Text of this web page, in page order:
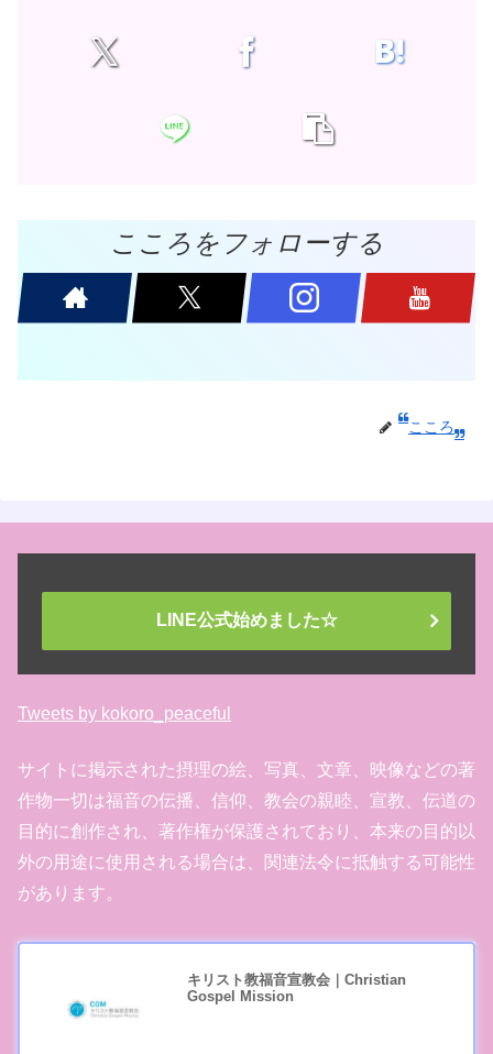
こころをフォローする
こころ
LINE公式始めました☆
Tweets by kokoro_peaceful
サイトに掲示された摂理の絵、写真、文章、映像などの著
作物一切は福音の伝播、信仰、教会の親睦、宣教、伝道の
目的に創作され、著作権が保護されており、本来の目的以
外の用途に使用される場合は、関連法令に抵触する可能性
があります。
キリスト教福音宣教会｜Christian
Gospel Mission